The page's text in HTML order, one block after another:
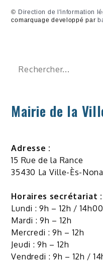
© Direction de l'information
comarquage developpé par
Rechercher
Mairie de la
Adresse :
15 Rue de la Rance
35430 La Ville-Ès-
Horaires secrétariat :
Lundi : 9h – 12h /
Mardi : 9h – 12h
Mercredi : 9h – 12h
Jeudi : 9h – 12h
Vendredi : 9h – 12h /